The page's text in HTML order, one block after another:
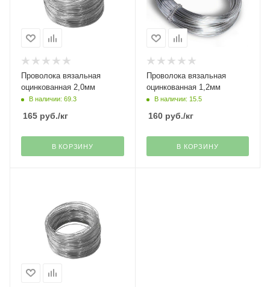
Проволока вязальная
оцинкованная 2,0мм
В наличии: 69.3
165 руб./кг
В КОРЗИНУ
Проволока вязальная
оцинкованная 1,2мм
В наличии: 15.5
160руб./кг
В КОРЗИНУ